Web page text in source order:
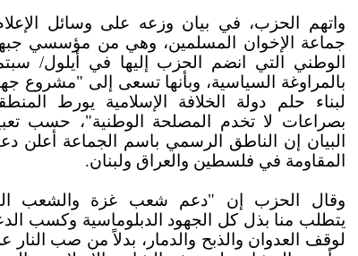
واتهم الحزب، في بيان وزعه على وسائل الإعلام
جماعة الإخوان المسلمين، وهي من مؤسسي
بالمراوغة السياسية، وبأنها تسعى إلى "مشروع
لبناء حلم دولة الخلافة الإسلامية يورط
بصراعات لا تخدم المصلحة الوطنية"، حسب
البيان إن الناطق الرسمي باسم الجماعة أعلن
المقاومة في فلسطين والعراق ولبنان.
وقال الحزب إن "دعم شعب غزة والشعب
يتطلب منا بذل كل الجهود الدبلوماسية وكسب
لوقف العدوان والذبح والدمار، بدلاً من صب النار